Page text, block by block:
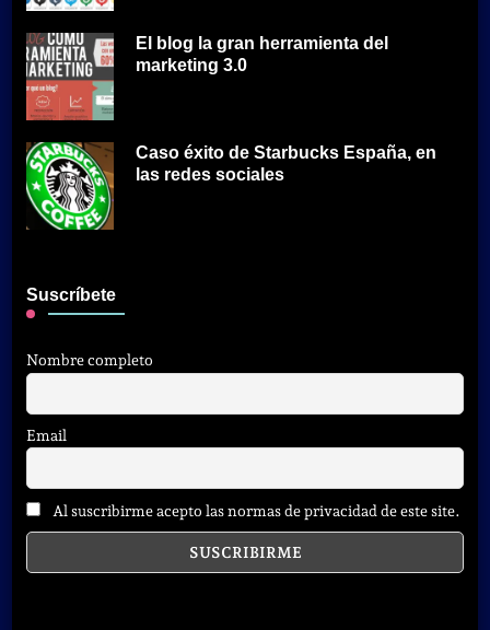
El blog la gran herramienta del
marketing 3.0
Caso éxito de Starbucks España, en
las redes sociales
Suscríbete
Nombre completo
Email
Al suscribirme acepto las normas de privacidad de este site.